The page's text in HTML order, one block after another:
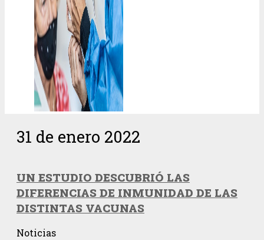
31 de enero 2022
UN ESTUDIO DESCUBRIÓ LAS
DIFERENCIAS DE INMUNIDAD DE LAS
DISTINTAS VACUNAS
Noticias